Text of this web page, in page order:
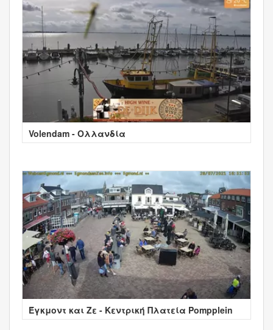
Volendam - Ολλανδία
Έγκμοντ και Ζε - Κεντρική Πλατεία Pompplein